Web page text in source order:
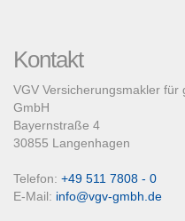
Kontakt
VGV Versicherungsmakler
GmbH
Bayernstraße 4
30855 Langenhagen
Telefon: +49 511 7808 - 0
E-Mail: info@vgv-gmbh.de